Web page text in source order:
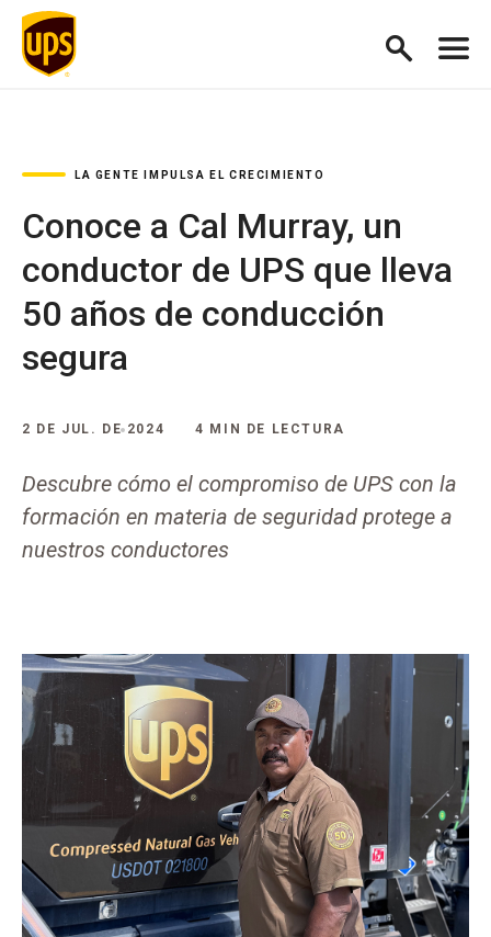
LA GENTE IMPULSA EL CRECIMIENTO
Conoce a Cal Murray, un
conductor de UPS que lleva
50 años de conducción
segura
2 DE JUL. DE 2024 4 MIN DE LECTURA
Descubre cómo el compromiso de UPS con la
formación en materia de seguridad protege a
nuestros conductores